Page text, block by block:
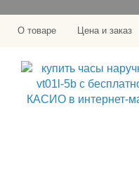
О товаре Цена и заказ